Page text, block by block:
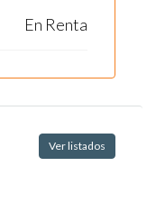
En Renta
Ver listados